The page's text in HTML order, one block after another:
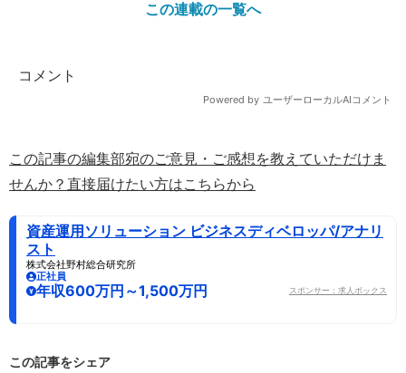
この連載の一覧へ
この記事の編集部宛のご意見・ご感想を教えていただけま
せんか？直接届けたい方はこちらから
資産運用ソリューション ビジネスディベロッパ/アナリ
スト
株式会社野村総合研究所
正社員
年収600万円～1,500万円 スポンサー：求人ボックス
この記事をシェア